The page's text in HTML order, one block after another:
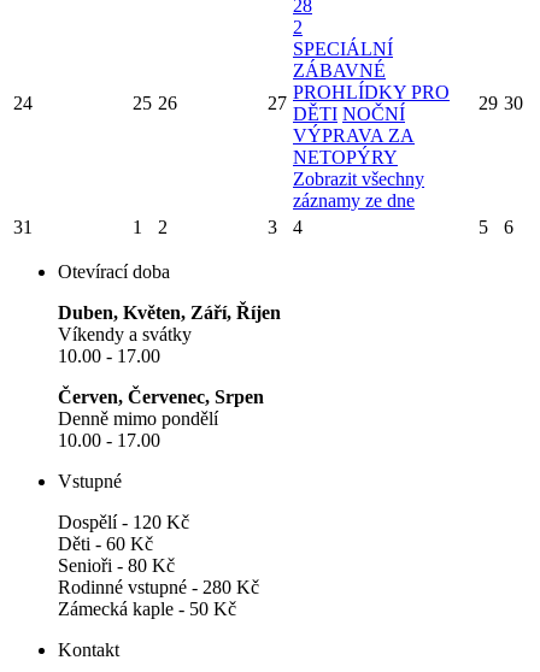
24 25 26 27
28
2
SPECIÁLNÍ
ZÁBAVNÉ
PROHLÍDKY PRO
DĚTI NOČNÍ
VÝPRAVA ZA
NETOPÝRY
Zobrazit všechny
záznamy ze dne
29 30
31 1 2 3 4 5 6
Otevírací doba
Duben, Květen, Září, Říjen
Víkendy a svátky
10.00 - 17.00
Červen, Červenec, Srpen
Denně mimo pondělí
10.00 - 17.00
Vstupné
Dospělí - 120 Kč
Děti - 60 Kč
Senioři - 80 Kč
Rodinné vstupné - 280 Kč
Zámecká kaple - 50 Kč
Kontakt